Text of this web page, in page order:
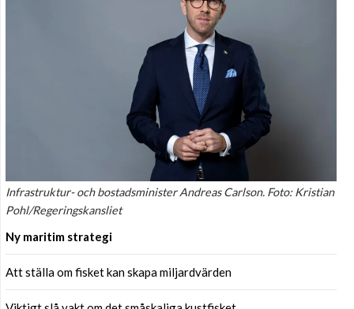
Infrastruktur- och bostadsminister Andreas Carlson. Foto: Kristian
Pohl/Regeringskansliet
Ny maritim strategi
Att ställa om fisket kan skapa miljardvärden